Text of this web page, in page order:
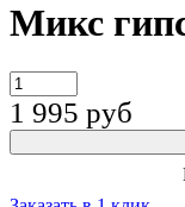
Микс
1 995 руб